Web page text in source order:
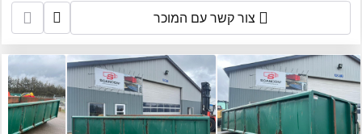
צור קשר עם המוכר